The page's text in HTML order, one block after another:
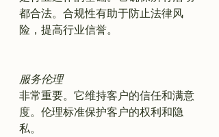
都合法。合规性有助于防止法律风
险，提高行业信誉。
服务伦理
非常重要。它维持客户的信任和满意
度。伦理标准保护客户的权利和隐
私。